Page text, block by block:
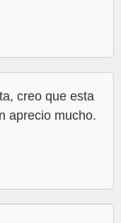
creo que esta
aprecio mucho.